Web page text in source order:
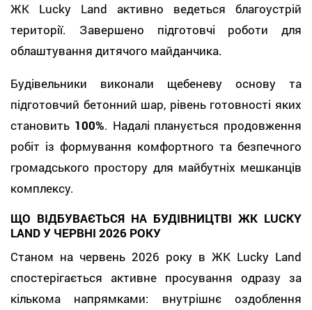
ЖК Lucky Land активно ведеться благоустрій
території. Завершено підготовчі роботи для
облаштування дитячого майданчика.
Будівельники виконали щебеневу основу та
підготовчий бетонний шар, рівень готовності яких
становить 100%. Надалі планується продовження
робіт із формування комфортного та безпечного
громадського простору для майбутніх мешканців
комплексу.
ЩО ВІДБУВАЄТЬСЯ НА БУДІВНИЦТВІ ЖК LUCKY
LAND У ЧЕРВНІ 2026 РОКУ
Станом на червень 2026 року в ЖК Lucky Land
спостерігається активне просування одразу за
кількома напрямками: внутрішнє оздоблення